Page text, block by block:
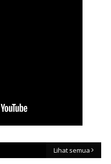
Lihat semua